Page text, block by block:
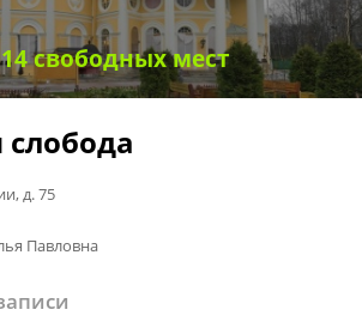
14 свободных мест
д. 75
Павловна